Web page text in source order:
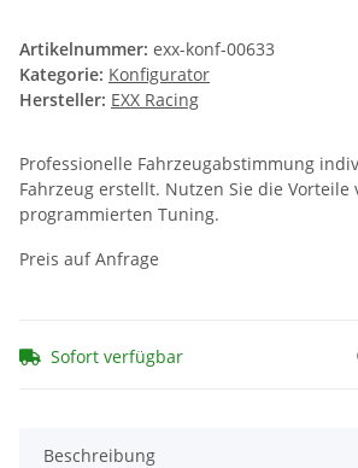
Artikelnummer: exx-konf-00633
Kategorie: Konfigurator
Hersteller: EXX Racing
Professionelle Fahrzeugabstimmung
Fahrzeug erstellt. Nutzen Sie die Vorteile
programmierten Tuning.
Preis auf Anfrage
Sofort verfügbar
Beschreibung